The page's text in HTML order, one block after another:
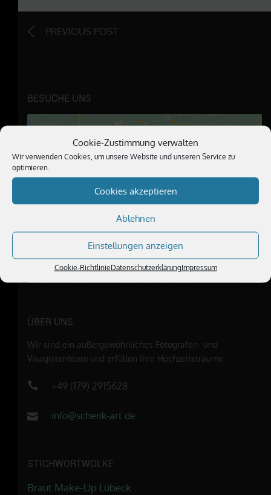
Cookie-Zustimmung verwalten
Wir verwenden Cookies, um unsere Website und unseren Service zu
optimieren.
Cookies akzeptieren
Ablehnen
Einstellungen anzeigen
Cookie-RichtlinieDatenschutzerklärungImpressum
PREVIOUS POST
BESUCHE UNS
akzeptieren und diesen Inhalt zu
ÜBER UNS
Wir sind ein außergewöhnliches Fotografen- und
Visagistenteam und erfüllen Ihre Hochzeitsträume
+49 (179) 2915628
info@schenk-art.de
STICHWORTWOLKE
Braut Make-Up Lübeck